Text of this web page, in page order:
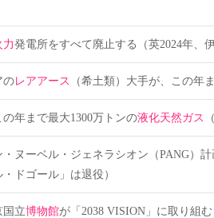
力発電所をすべて廃止する（英2024年、
のレアアース （希土類）大手が、この年
年まで最大1300万トンの液化天然ガス
ヌーベル・ジェネラシオン（PANG）
・ドゴール」は退役）
国立博物館が「2038 VISION」に取り組む